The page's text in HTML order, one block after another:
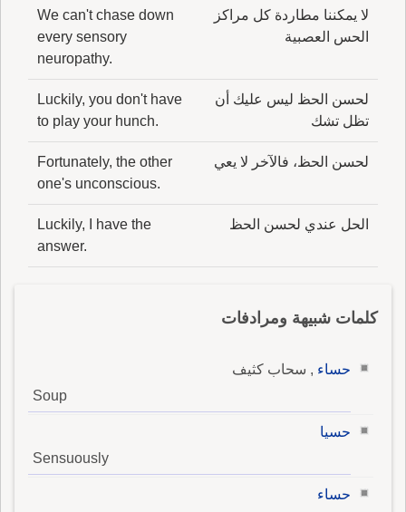
لا يمكننا مطاردة كل مراكز
الحس العصبية
We can't chase down
every sensory
neuropathy.
لحسن الحظ ليس عليك أن
تظل تشك
Luckily, you don't have
to play your hunch.
لحسن الحظ، فالآخر لا يعي
Fortunately, the other
one's unconscious.
الحل عندي لحسن الحظ
Luckily, I have the
answer.
كلمات شبيهة ومرادفات
حساء , سحاب كثيف
Soup
حسيا
Sensuously
حساء